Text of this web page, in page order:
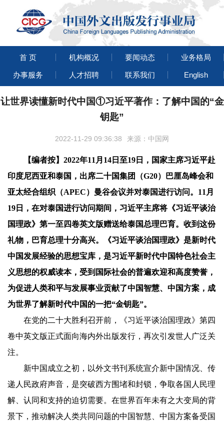
首 页 机构概况 要闻动态 业务格局
办事服务 人才招聘 联系我们 English
让世界读懂新时代中国①习近平著作：了解中国的“金
钥匙”
2022-11-29 09:36:38 来源：中国网
【编者按】2022年11月14日至19日，国家主席习近平赴
印度尼西亚和泰国，出席二十国集团（G20）巴厘岛峰会和
亚太经合组织（APEC）曼谷会议并对泰国进行访问。11月
19日，在对泰国进行访问期间，习近平主席将《习近平谈治
国理政》第一至四卷英文版赠送给泰国总理巴育。收到这份
礼物，巴育总理十分高兴。《习近平谈治国理政》是新时代
中国发展经验的思想宝库，是习近平新时代中国特色社会主
义思想的权威读本，受到国际社会的普遍欢迎和高度赞誉，
为促进人类和平与发展事业贡献了中国智慧、中国方案，成
为世界了解新时代中国的一把“金钥匙”。
在党的二十大胜利召开前，《习近平谈治国理政》第四
卷中英文版正式面向海内外出版发行，再次引发世人广泛关
注。
新中国成立之初，以外文书刊系统宣介新中国情况、传
递人民政府声音，是突破西方围堵和封锁，争取各国人民理
解、认同和支持的迫切需要。在世界百年未有之大变局的背
景下，推动解决人类共同问题的中国智慧、中国方案备受国